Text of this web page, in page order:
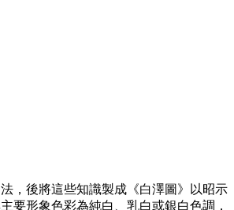
，後將這些知識製成《白澤圖》以昭示
要形象色彩為純白、乳白或銀白色調，